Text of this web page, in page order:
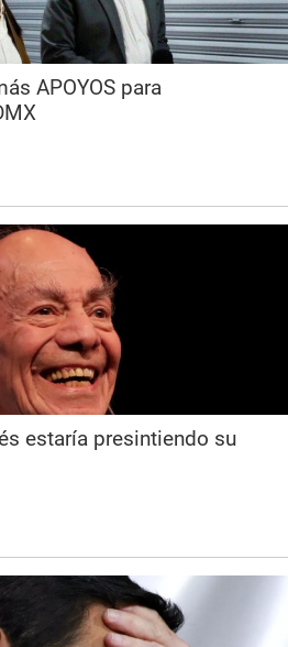
APOYOS para
estaría presintiendo su